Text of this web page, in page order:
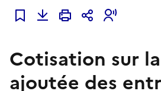
Ajouter à mes favoris
Cotisation sur
ajoutée des